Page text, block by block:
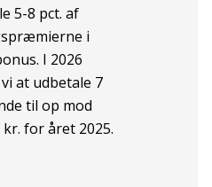
5-8 pct. af
i
I 2026
at udbetale 7
til op mod
kr. for året 2025.